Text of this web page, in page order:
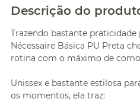
Descrição do
Trazendo bastante praticidade
Nécessaire Básica PU Preta
rotina com o máximo de
Unissex e bastante estilosa
os momentos, ela traz: